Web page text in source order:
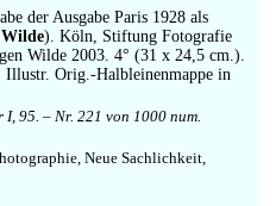
der Ausgabe Paris 1928 als
). Köln, Stiftung Fotografie
Wilde 2003. 4° (31 x 24,5 cm.).
Orig.-Halbleinenmappe in
95. – Nr. 221 von 1000 num.
Neue Sachlichkeit,